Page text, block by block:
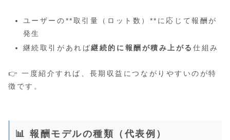
ユーザーの**取引量（ロット数）**に応じて報酬が
発生
継続取引があれば継続的に報酬が積み上がる仕組み
👉 一度紹介すれば、長期収益につながりやすいのが特
徴です。
📊 報酬モデルの種類（代表例）